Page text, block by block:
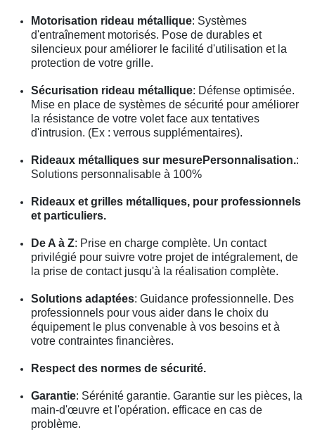
Motorisation rideau métallique: Systèmes
d'entraînement motorisés. Pose de durables et
silencieux pour améliorer le facilité d'utilisation et la
protection de votre grille.
Sécurisation rideau métallique: Défense optimisée.
Mise en place de systèmes de sécurité pour améliorer
la résistance de votre volet face aux tentatives
d'intrusion. (Ex : verrous supplémentaires).
Rideaux métalliques sur mesurePersonnalisation.:
Solutions personnalisable à 100%
Rideaux et grilles métalliques, pour professionnels
et particuliers.
De A à Z: Prise en charge complète. Un contact
privilégié pour suivre votre projet de intégralement, de
la prise de contact jusqu'à la réalisation complète.
Solutions adaptées: Guidance professionnelle. Des
professionnels pour vous aider dans le choix du
équipement le plus convenable à vos besoins et à
votre contraintes financières.
Respect des normes de sécurité.
Garantie: Sérénité garantie. Garantie sur les pièces, la
main-d'œuvre et l'opération. efficace en cas de
problème.